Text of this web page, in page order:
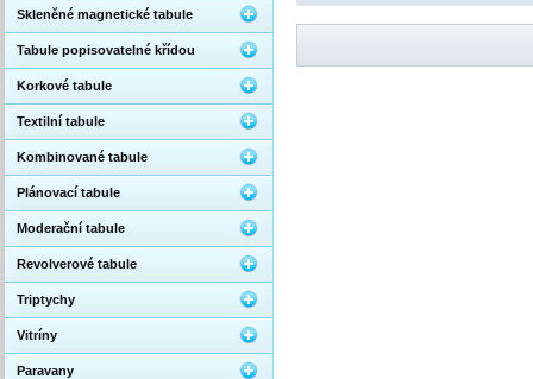
Skleněné magnetické tabule
Tabule popisovatelné křídou
Korkové tabule
Textilní tabule
Kombinované tabule
Plánovací tabule
Moderační tabule
Revolverové tabule
Triptychy
Vitríny
Paravany